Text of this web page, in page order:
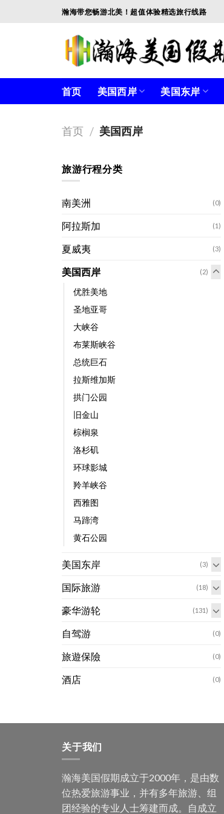
瀚海带您畅游北美！超值体验精选旅行线路
首页 美国西岸 美国东岸
首页 / 美国西岸
旅游行程分类
南美洲 (0)
阿拉斯加 (1)
夏威夷 (3)
美国西岸 (2)
优胜美地
圣地亚哥
大峡谷
布莱斯峡谷
总统巨石
拉斯维加斯
拱门公园
旧金山
棕榈泉
洛杉矶
环球影城
羚羊峡谷
西雅图
马蹄湾
黄石公园
美国东岸 (3)
国际旅游 (18)
豪华游轮 (131)
自驾游 (0)
旅遊保險 (0)
酒店 (0)
关于我们
瀚海美国假期成立于2000年，是由数
位热爱旅游事业，并有多年旅游、组
团经验的专业人士筹建而成。自成立